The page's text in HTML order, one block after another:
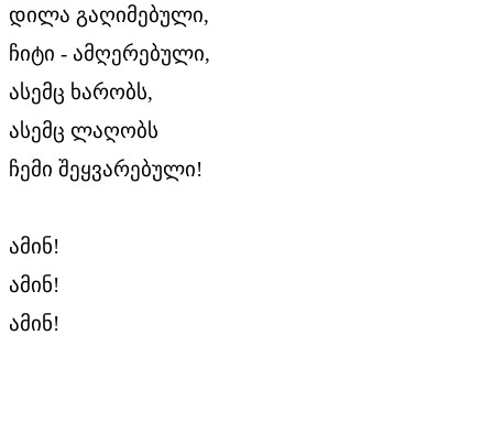
დილა გაღიმებული,
ჩიტი - ამღერებული,
ასემც ხარობს,
ასემც ლაღობს
ჩემი შეყვარებული!
ამინ!
ამინ!
ამინ!